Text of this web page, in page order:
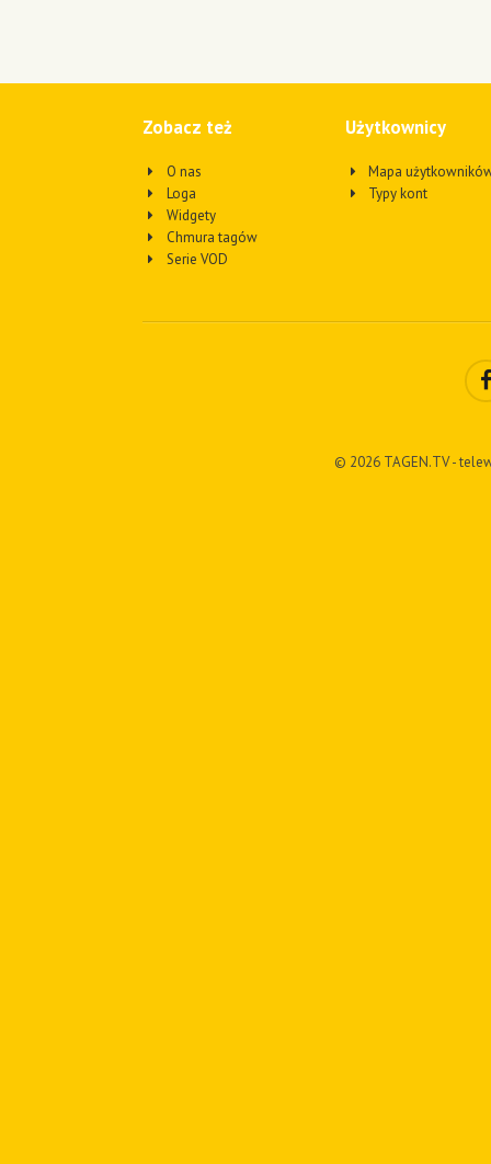
Zobacz też
O nas
Loga
Widgety
Chmura tagów
Serie VOD
Użytkownicy
Mapa
Typy kont
© 2026 TAGEN.TV -